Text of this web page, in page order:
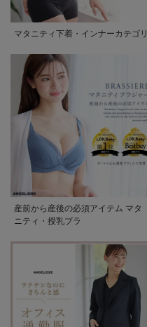
マタニティ下着・インナーカテゴリ
産前から産後の必須アイテム マタ
ニティ・授乳ブラ